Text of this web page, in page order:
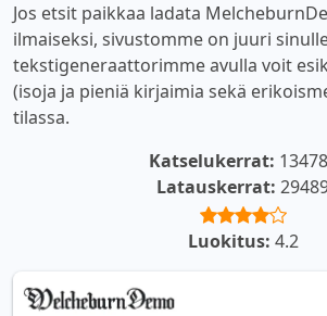
Jos etsit paikkaa ladata
ilmaiseksi, sivustomme on juuri
tekstigeneraattorimme avulla voit
(isoja ja pieniä kirjaimia sekä
tilassa.
Katselukerrat:
Latauskerrat:
Luokitus: 4.2